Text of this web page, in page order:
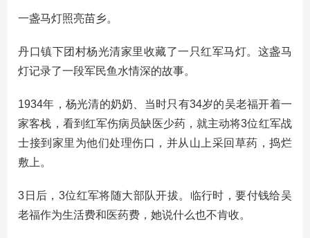
一盏马灯照亮苗乡。
丹口镇下团村杨光清家里收藏了一只红军马灯。这盏马
灯记录了一段军民鱼水情深的故事。
1934年，杨光清的奶奶、当时只有34岁的吴老福开着一
家客栈，看到红军伤病员缺医少药，就主动将3位红军战
士接到家里为他们处理伤口，并从山上采回草药，捣烂
敷上。
3日后，3位红军将随大部队开拔。临行时，要付钱给吴
老福作为生活费和医药费，她说什么也不肯收。